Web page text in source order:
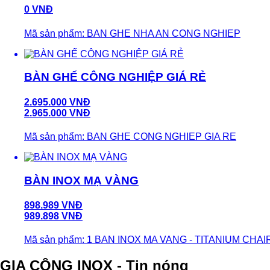
0 VNĐ
Mã sản phẩm: BAN GHE NHA AN CONG NGHIEP
BÀN GHẾ CÔNG NGHIỆP GIÁ RẺ
2.695.000 VNĐ
2.965.000 VNĐ
Mã sản phẩm: BAN GHE CONG NGHIEP GIA RE
BÀN INOX MẠ VÀNG
898.989 VNĐ
989.898 VNĐ
Mã sản phẩm: 1 BAN INOX MA VANG - TITANIUM
GIA CÔNG INOX - Tin nóng